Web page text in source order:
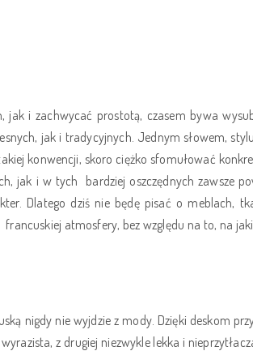
i zachwycać prostotą, czasem bywa
jak i tradycyjnych. Jednym słowem,
konwencji, skoro ciężko sfomułować
jak i w tych bardziej oszczędnych zawsze
Dlatego dziś nie będę pisać o meblach,
francuskiej atmosfery, bez względu na to, na
nigdy nie wyjdzie z mody. Dzięki deskom
z drugiej niezwykle lekka i